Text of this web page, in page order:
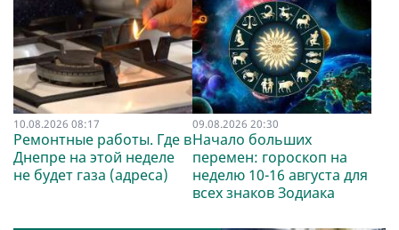
10.08.2026 08:17
Ремонтные работы. Где в
Днепре на этой неделе
не будет газа (адреса)
09.08.2026 20:30
Начало больших
перемен: гороскоп на
неделю 10-16 августа для
всех знаков Зодиака